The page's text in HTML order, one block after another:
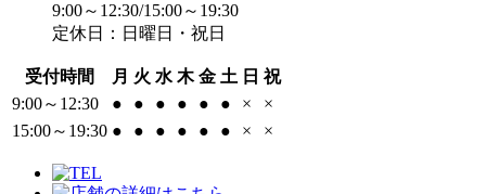
9:00～12:30/15:00～19:30
定休日：日曜日・祝日
受付時間 月 火 水 木 金 土 日 祝
9:00～12:30
● ● ● ● ● ● ×
×
15:00～19:30 ● ● ● ● ● ● × ×